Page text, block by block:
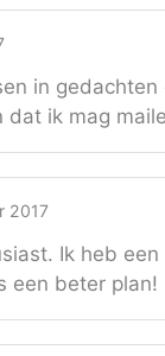
in
dat ik mag
2017
Ik heb
een beter plan!